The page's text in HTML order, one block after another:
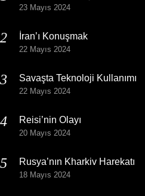
23 Mayıs 2024
İran’ı Konuşmak
22 Mayıs 2024
Savaşta Teknoloji Kullanımı
22 Mayıs 2024
Reisi’nin Olayı
20 Mayıs 2024
Rusya’nın Kharkiv Harekatı
18 Mayıs 2024